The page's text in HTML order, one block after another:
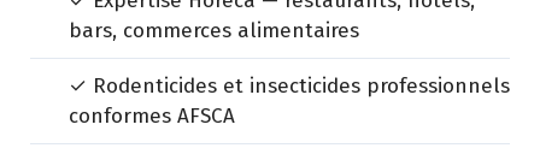
bars, commerces alimentaires
✓ Rodenticides et insecticides professionnels
conformes AFSCA